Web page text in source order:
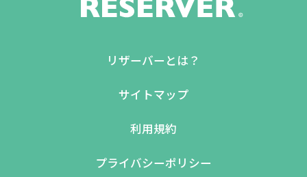
リザーバーとは？
サイトマップ
利用規約
プライバシーポリシー